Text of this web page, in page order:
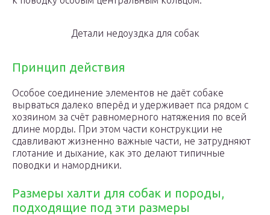
Детали недоуздка для собак
Принцип действия
Особое соединение элементов не даёт собаке
вырваться далеко вперёд и удерживает пса рядом с
хозяином за счёт равномерного натяжения по всей
длине морды. При этом части конструкции не
сдавливают жизненно важные части, не затрудняют
глотание и дыхание, как это делают типичные
поводки и намордники.
Размеры халти для собак и породы,
подходящие под эти размеры